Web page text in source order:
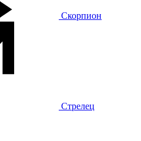
Скорпион
Стрелец